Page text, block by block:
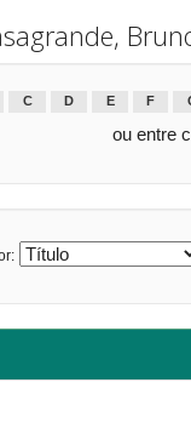
C D E F
ou entre